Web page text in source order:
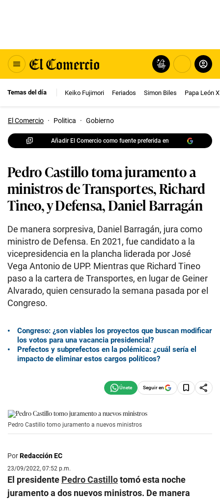
Temas del día Keiko Fujimori Feriados Simon Biles Papa León
El Comercio · Politica · Gobierno
Añadir El Comercio como fuente preferida en
Pedro Castillo toma juramento a
ministros de Transportes, Richard
Tineo, y Defensa, Daniel Barragán
De manera sorpresiva, Daniel Barragán, jura como
ministro de Defensa. En 2021, fue candidato a la
vicepresidencia en la plancha liderada por José
Vega Antonio de UPP. Mientras que Richard Tineo
paso a la cartera de Transportes, en lugar de Geiner
Alvarado, quien censurado la semana pasada por el
Congreso.
Congreso: ¿son viables los proyectos que buscan modificar
los votos para una vacancia presidencial?
Prefectos y subprefectos en la polémica: ¿cuál sería el
impacto de eliminar estos cargos políticos?
Seguir en
Pedro Castillo tomo juramento a nuevos ministros
PorRedacción EC
23/09/2022, 07:52 p.m.
El presidente Pedro Castillotomó esta noche
juramento a dos nuevos ministros. De manera